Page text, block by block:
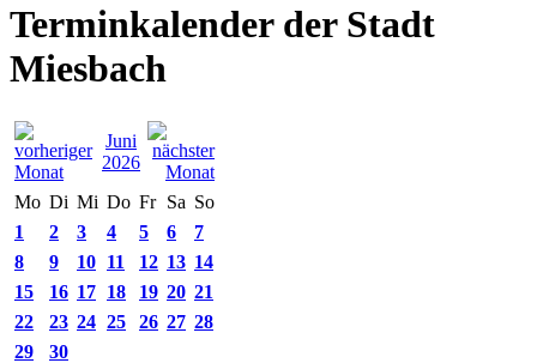
Terminkalender der Stadt
Miesbach
Juni
2026
Mo Di Mi Do Fr Sa So
1
2 3 4 5 6
7
8
9 10 11 12 13 14
15
16 17 18 19 20 21
22
23 24 25 26 27 28
29
30